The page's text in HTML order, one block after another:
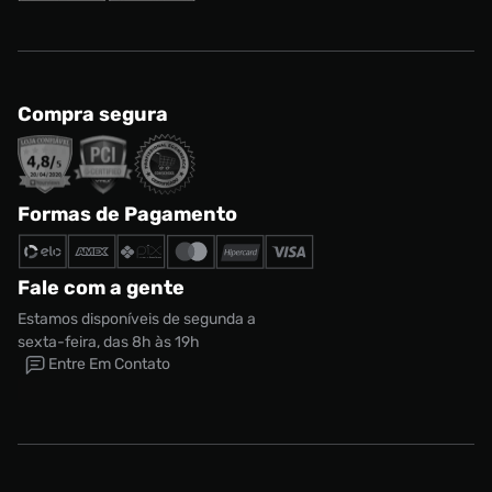
Compra segura
Formas de Pagamento
Fale com a gente
Estamos disponíveis de segunda a
sexta-feira, das 8h às 19h
Entre Em Contato